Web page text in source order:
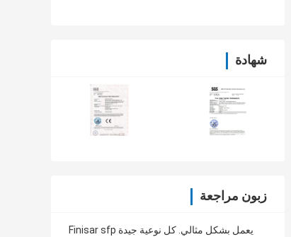
شهادة
زبون مراجعة
Finisar sfp يعمل بشكل مثالي. كل نوعية جيدة